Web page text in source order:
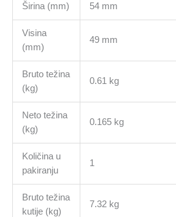
Širina (mm) 54 mm
Visina
(mm)
49 mm
Bruto težina
(kg)
0.61 kg
Neto težina
(kg)
0.165 kg
Količina u
pakiranju
1
Bruto težina
kutije (kg)
7.32 kg